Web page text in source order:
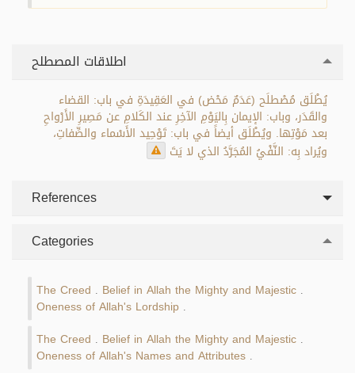
اطلاقات المصطلح
يُطْلَق مُصْطلَح (عَدَمٌ مَحْض) في العَقِيدَةِ في باب: القضاء
والقَدَر، وباب: الإيمان بِاليَوْمِ الآخِرِ عند الكَلامِ عن مَصِيرِ الأَرْواحِ
بعد مَوْتِها. ويُطْلَق أيضاً في باب: تَوْحِيد الأَسْماء والصِّفاتِ،
ويُراد بِه: النَّفْيُ المُجَرَّدُ الذي لا يَتَ
References
Categories
The Creed Belief in Allah the Mighty and Majestic
Oneness of Allah's Lordship
The Creed Belief in Allah the Mighty and Majestic
Oneness of Allah's Names and Attributes